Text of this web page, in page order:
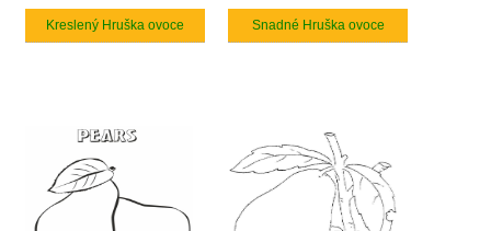
Kreslený Hruška ovoce Snadné Hruška ovoce